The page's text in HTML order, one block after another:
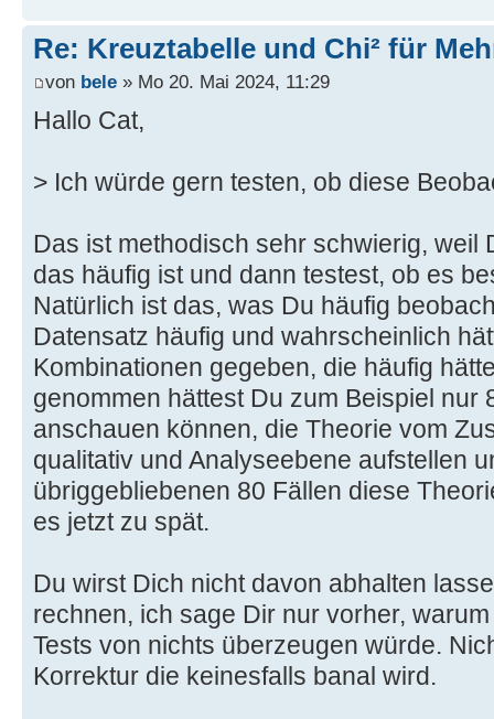
Re: Kreuztabelle und Chi² für
von bele » Mo 20. Mai 2024, 11:29
Hallo Cat,
> Ich würde gern testen, ob diese
Das ist methodisch sehr schwierig, weil
das häufig ist und dann testest, ob es
Natürlich ist das, was Du häufig
Datensatz häufig und wahrscheinlich
Kombinationen gegeben, die häufig
genommen hättest Du zum Beispiel nur
anschauen können, die Theorie vom
qualitativ und Analyseebene aufstellen
übriggebliebenen 80 Fällen diese
es jetzt zu spät.
Du wirst Dich nicht davon abhalten
rechnen, ich sage Dir nur vorher,
Tests von nichts überzeugen würde.
Korrektur die keinesfalls banal wird.